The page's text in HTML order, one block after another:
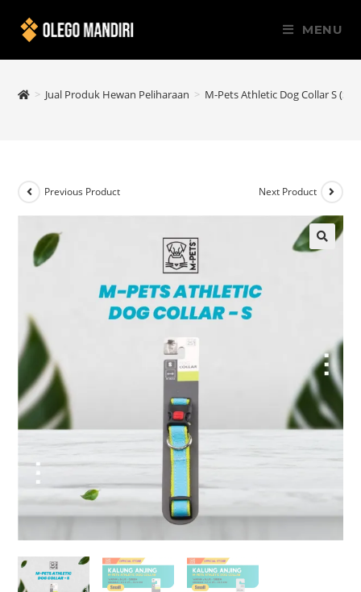
MENU
> Jual Produk Hewan Peliharaan > M-Pets Athletic Dog Collar S
Previous Product Next Product
🔍